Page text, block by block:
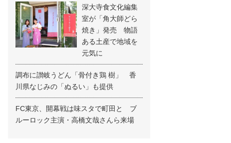
深大寺食文化編集
室が「角大師どら
焼き」発売 物語
ある土産で地域を
元気に
調布に讃岐うどん「骨付き鶏 樹」 香
川県なじみの「ぬるい」も提供
FC東京、開幕戦は味スタで町田と ブ
ルーロック主演・高橋文哉さんら来場